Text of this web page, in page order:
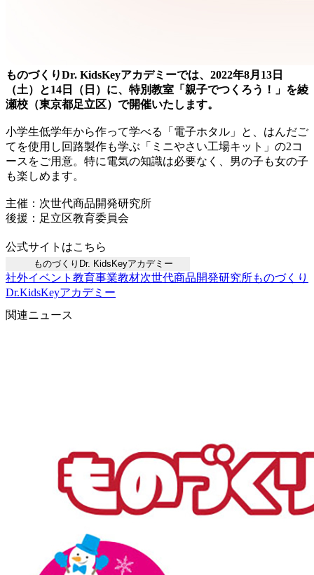
ものづくりDr. KidsKeyアカデミーでは、2022年8月13日
（土）と14日（日）に、特別教室「親子でつくろう！」を綾
瀬校（東京都足立区）で開催いたします。
小学生低学年から作って学べる「電子ホタル」と、はんだご
てを使用し回路製作も学ぶ「ミニやさい工場キット」の2コ
ースをご用意。特に電気の知識は必要なく、男の子も女の子
も楽しめます。
主催：次世代商品開発研究所
後援：足立区教育委員会
公式サイトはこちら
ものづくりDr. KidsKeyアカデミー
社外イベント 教育事業教材次世代商品開発研究所ものづくり
Dr.KidsKeyアカデミー
関連ニュース